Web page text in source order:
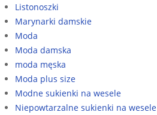
Listonoszki
Marynarki damskie
Moda
Moda damska
moda męska
Moda plus size
Modne sukienki na wesele
Niepowtarzalne sukienki na wesele